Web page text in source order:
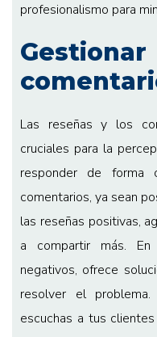
profesionalismo para
Las reseñas y los
cruciales para la
responder de forma
comentarios, ya sean
las reseñas positivas,
a compartir más.
negativos, ofrece
resolver el
escuchas a tus